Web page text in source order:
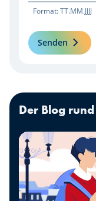
Format: TT.MM.JJJJ
Senden
Der Blog